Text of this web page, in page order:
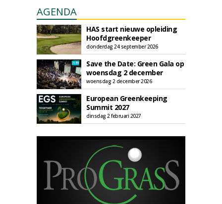
AGENDA
HAS start nieuwe opleiding
Hoofdgreenkeeper
donderdag 24 september 2026
Save the Date: Green Gala op
woensdag 2 december
woensdag 2 december 2026
European Greenkeeping
Summit 2027
dinsdag 2 februari 2027